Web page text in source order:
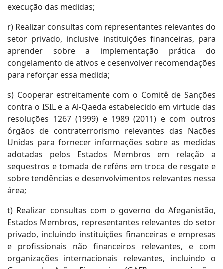
execução das medidas;
r) Realizar consultas com representantes relevantes do
setor privado, inclusive instituições financeiras, para
aprender sobre a implementação prática do
congelamento de ativos e desenvolver recomendações
para reforçar essa medida;
s) Cooperar estreitamente com o Comitê de Sanções
contra o ISIL e a Al-Qaeda estabelecido em virtude das
resoluções 1267 (1999) e 1989 (2011) e com outros
órgãos de contraterrorismo relevantes das Nações
Unidas para fornecer informações sobre as medidas
adotadas pelos Estados Membros em relação a
sequestros e tomada de reféns em troca de resgate e
sobre tendências e desenvolvimentos relevantes nessa
área;
t) Realizar consultas com o governo do Afeganistão,
Estados Membros, representantes relevantes do setor
privado, incluindo instituições financeiras e empresas
e profissionais não financeiros relevantes, e com
organizações internacionais relevantes, incluindo o